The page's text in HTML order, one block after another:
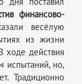
финансово-
весёлую
из жизни
ходе действия
испытаний, но,
Традиционно